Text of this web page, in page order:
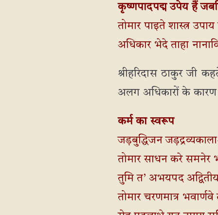
कृष्णपादपद्म उपेय हैं
तोमार पाइते शास्त्र
अधिकार भेदे ताहा
श्रीहरिदास ठाकुर जी
अलग अधिकारों के कारण
कर्म का स्वरूप
जड़बुद्धिजन
तोमार साधन करे समनेर
तुमि त’ अभयपद
तोमार चरणमात्र